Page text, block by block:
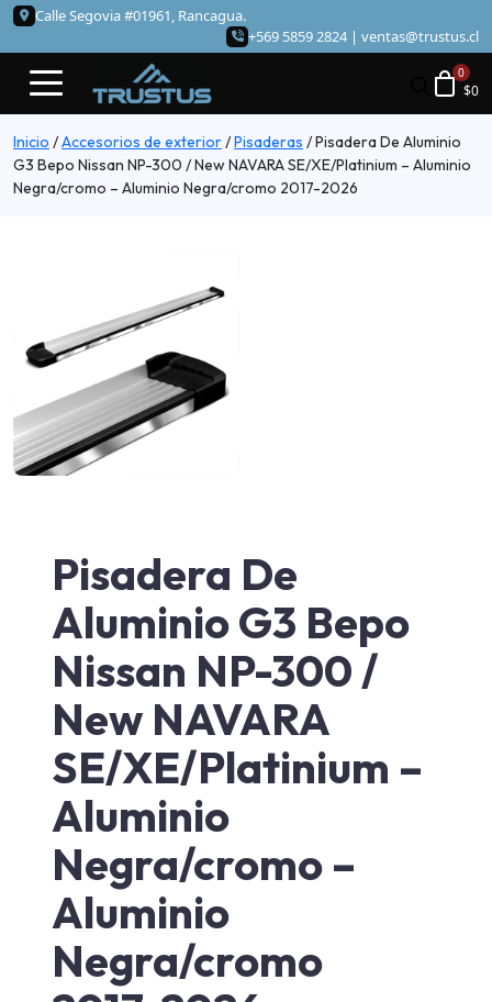
Calle Segovia #01961, Rancagua.
+569 5859 2824 | ventas@trustus.cl
$0
Inicio /Accesorios de exterior/Pisaderas /Pisadera De Aluminio
G3 Bepo Nissan NP-300 / New NAVARA SE/XE/Platinium – Aluminio
Negra/cromo – Aluminio Negra/cromo 2017-2026
Pisadera De
Aluminio G3 Bepo
Nissan NP-300 /
New NAVARA
SE/XE/Platinium –
Aluminio
Negra/cromo –
Aluminio
Negra/cromo